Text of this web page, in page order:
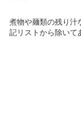
煮物や麺類の残り汁
記リストから除いて